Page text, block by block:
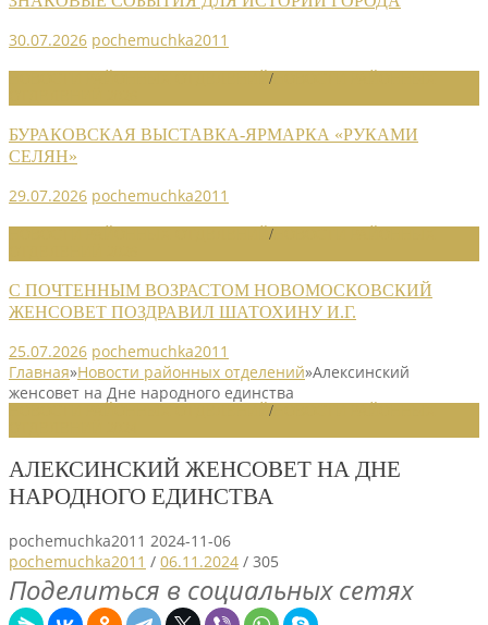
30.07.2026 pochemuchka2011
/
БУРАКОВСКАЯ ВЫСТАВКА-ЯРМАРКА «РУКАМИ
СЕЛЯН»
29.07.2026 pochemuchka2011
/
С ПОЧТЕННЫМ ВОЗРАСТОМ НОВОМОСКОВСКИЙ
ЖЕНСОВЕТ ПОЗДРАВИЛ ШАТОХИНУ И.Г.
25.07.2026 pochemuchka2011
Главная»Новости районных отделений»Алексинский
женсовет на Дне народного единства
/
АЛЕКСИНСКИЙ ЖЕНСОВЕТ НА ДНЕ
НАРОДНОГО ЕДИНСТВА
pochemuchka2011 2024-11-06
pochemuchka2011 / 06.11.2024 / 305
Поделиться в социальных сетях